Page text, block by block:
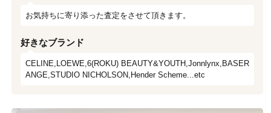
お気持ちに寄り添った査定をさせて頂きます。
好きなブランド
CELINE,LOEWE,6(ROKU) BEAUTY&YOUTH,Jonnlynx,BASER
ANGE,STUDIO NICHOLSON,Hender Scheme...etc